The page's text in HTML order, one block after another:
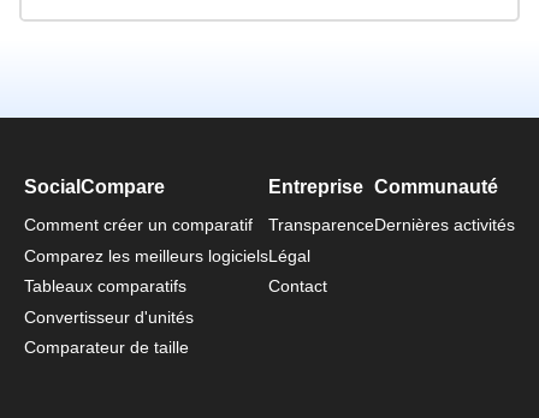
SocialCompare
Comment créer un comparatif
Comparez les meilleurs logiciels
Tableaux comparatifs
Convertisseur d'unités
Comparateur de taille
Entreprise
Transparence
Légal
Contact
Communauté
Dernières activités